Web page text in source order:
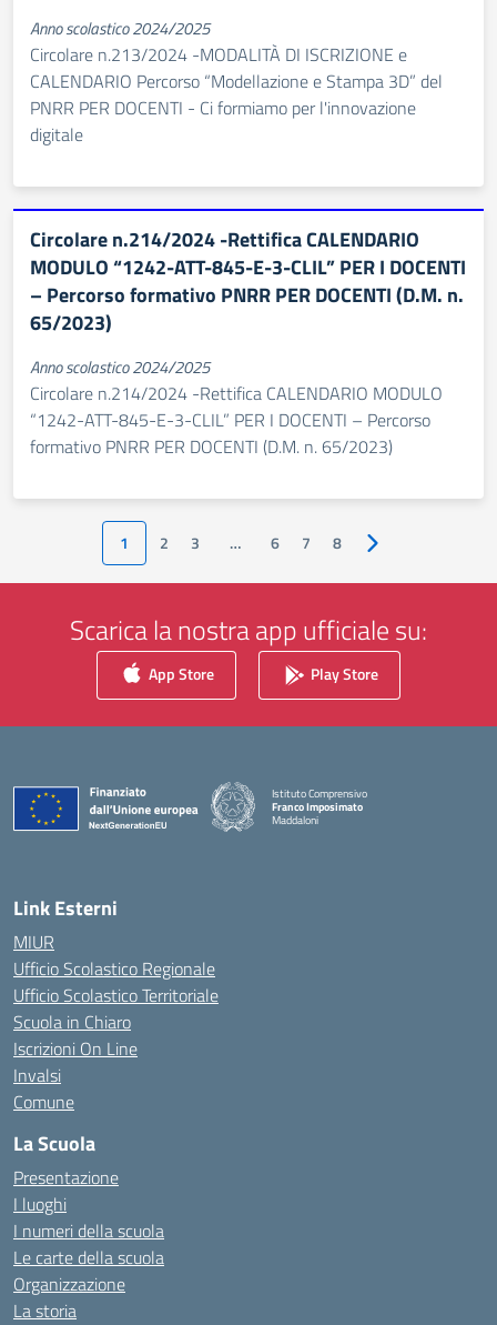
Anno scolastico 2024/2025
Circolare n.213/2024 -MODALITÀ DI ISCRIZIONE e
CALENDARIO Percorso “Modellazione e Stampa 3D” del
PNRR PER DOCENTI - Ci formiamo per l'innovazione
digitale
Circolare n.214/2024 -Rettifica CALENDARIO
MODULO “1242-ATT-845-E-3-CLIL” PER I DOCENTI
– Percorso formativo PNRR PER DOCENTI (D.M. n.
65/2023)
Anno scolastico 2024/2025
Circolare n.214/2024 -Rettifica CALENDARIO MODULO
“1242-ATT-845-E-3-CLIL” PER I DOCENTI – Percorso
formativo PNRR PER DOCENTI (D.M. n. 65/2023)
1 2 3 … 6 7 8 Pagina successiva
Scarica la nostra app ufficiale su:
App Store Play Store
Istituto Comprensivo
Franco Imposimato
Maddaloni
Link Esterni
MIUR
Ufficio Scolastico Regionale
Ufficio Scolastico Territoriale
Scuola in Chiaro
Iscrizioni On Line
Invalsi
Comune
La Scuola
Presentazione
I luoghi
I numeri della scuola
Le carte della scuola
Organizzazione
La storia